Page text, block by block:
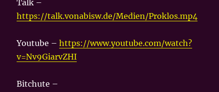
Talk –
https://talk.vonabisw.de/Medien/Proklos.mp4
Youtube –https://www.youtube.com/watch?
v=Nv9GiarvZHI
Bitchute –